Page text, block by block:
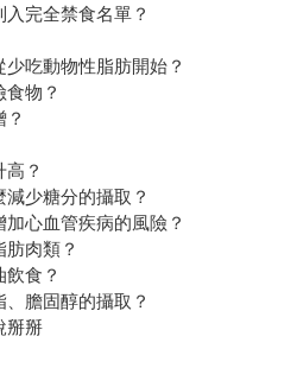
完全禁食名單？
吃動物性脂肪開始？
物？
？
少糖分的攝取？
心血管疾病的風險？
肉類？
食？
膽固醇的攝取？
掰掰